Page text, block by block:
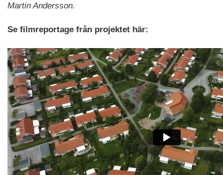
Martin Andersson.
Se filmreportage från projektet här: